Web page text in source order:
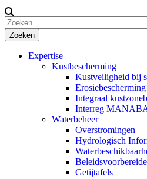
Zoeken
Expertise
Kustbescherming
Kustveiligheid bij
Integraal
Interreg
Waterbeheer
Overstromingen
Hydrologisch
Getijtafels